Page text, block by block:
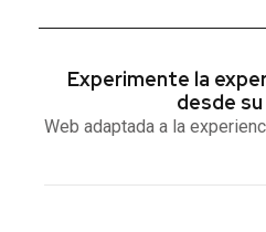
Experimente la
desde
Web adaptada a la